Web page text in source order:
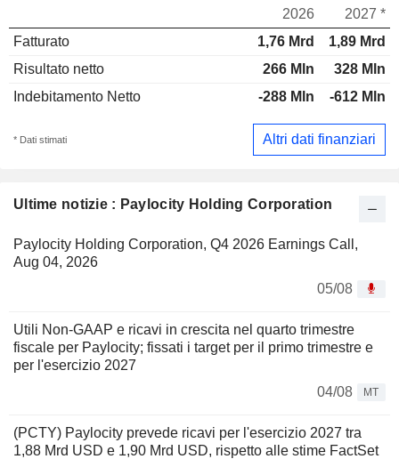
Ultime notizie : Paylocity Holding Corporation
Paylocity Holding Corporation, Q4 2026 Earnings Call,
Aug 04, 2026
05/08
Utili Non-GAAP e ricavi in crescita nel quarto trimestre
fiscale per Paylocity; fissati i target per il primo trimestre e
per l'esercizio 2027
04/08
MT
(PCTY) Paylocity prevede ricavi per l'esercizio 2027 tra
1,88 Mrd USD e 1,90 Mrd USD, rispetto alle stime FactSet
2026
2027 *
Fatturato
1,76 Mrd
1,89 Mrd
Risultato netto
266 Mln
328 Mln
Indebitamento Netto
-288 Mln -612 Mln
* Dati stimati Altri dati finanziari